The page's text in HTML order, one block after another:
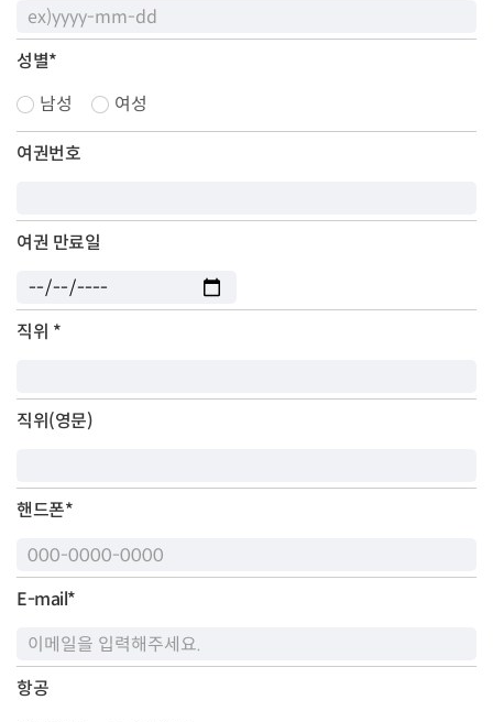
성별*
남성
여성
여권번호
여권 만료일
직위 *
직위(영문)
핸드폰*
E-mail*
항공